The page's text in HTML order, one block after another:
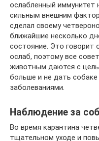
ослабленный
сильным внешним
сделал своему
ближайшие несколько
состояние. Это говорит
ослаб, поэтому все
животным даются с
больше и не дать
заболеваниями.
Наблюдение за
Во время карантина
тщательном уходе и